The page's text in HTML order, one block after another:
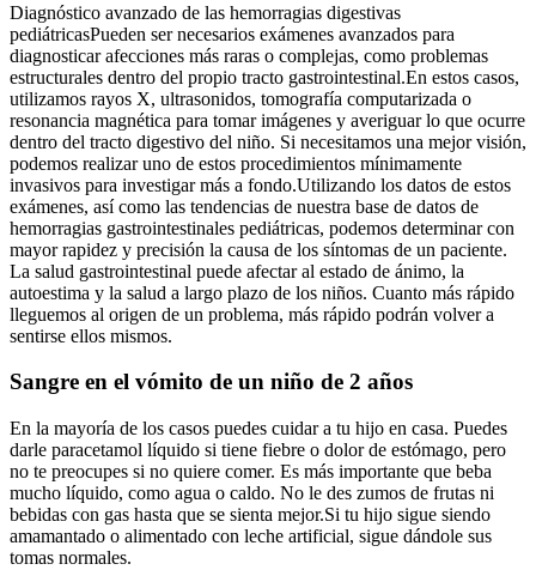
Diagnóstico avanzado de las hemorragias digestivas
pediátricasPueden ser necesarios exámenes avanzados para
diagnosticar afecciones más raras o complejas, como problemas
estructurales dentro del propio tracto gastrointestinal.En estos casos,
utilizamos rayos X, ultrasonidos, tomografía computarizada o
resonancia magnética para tomar imágenes y averiguar lo que ocurre
dentro del tracto digestivo del niño. Si necesitamos una mejor visión,
podemos realizar uno de estos procedimientos mínimamente
invasivos para investigar más a fondo.Utilizando los datos de estos
exámenes, así como las tendencias de nuestra base de datos de
hemorragias gastrointestinales pediátricas, podemos determinar con
mayor rapidez y precisión la causa de los síntomas de un paciente.
La salud gastrointestinal puede afectar al estado de ánimo, la
autoestima y la salud a largo plazo de los niños. Cuanto más rápido
lleguemos al origen de un problema, más rápido podrán volver a
sentirse ellos mismos.
Sangre en el vómito de un niño de 2 años
En la mayoría de los casos puedes cuidar a tu hijo en casa. Puedes
darle paracetamol líquido si tiene fiebre o dolor de estómago, pero
no te preocupes si no quiere comer. Es más importante que beba
mucho líquido, como agua o caldo. No le des zumos de frutas ni
bebidas con gas hasta que se sienta mejor.Si tu hijo sigue siendo
amamantado o alimentado con leche artificial, sigue dándole sus
tomas normales.